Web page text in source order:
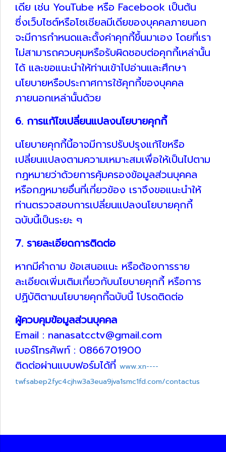
เดีย เช่น YouTube หรือ Facebook เป็นต้น
ซึ่งเว็บไซต์หรือโซเชียลมีเดียของบุคคลภายนอก
จะมีการกำหนดและตั้งค่าคุกกี้ขึ้นมาเอง โดยที่เรา
ไม่สามารถควบคุมหรือรับผิดชอบต่อคุกกี้เหล่านั้น
ได้ และขอแนะนำให้ท่านเข้าไปอ่านและศึกษา
นโยบายหรือประกาศการใช้คุกกี้ของบุคคล
ภายนอกเหล่านั้นด้วย
6. การแก้ไขเปลี่ยนแปลงนโยบายคุกกี้
นโยบายคุกกี้นี้อาจมีการปรับปรุงแก้ไขหรือ
เปลี่ยนแปลงตามความเหมาะสมเพื่อให้เป็นไปตาม
กฎหมายว่าด้วยการคุ้มครองข้อมูลส่วนบุคคล
หรือกฎหมายอื่นที่เกี่ยวข้อง เราจึงขอแนะนำให้
ท่านตรวจสอบการเปลี่ยนแปลงนโยบายคุกกี้
ฉบับนี้เป็นระยะ ๆ
7. รายละเอียดการติดต่อ
หากมีคำถาม ข้อเสนอแนะ หรือต้องการราย
ละเอียดเพิ่มเติมเกี่ยวกับนโยบายคุกกี้ หรือการ
ปฏิบัติตามนโยบายคุกกี้ฉบับนี้ โปรดติดต่อ
ผู้ควบคุมข้อมูลส่วนบุคคล
Email : nanasatcctv@gmail.com
เบอร์โทรศัพท์ : 0866701900
ติดต่อผ่านแบบฟอร์มได้ที่ www.xn----
twfsabep2fyc4cjhw3a3eua9jva1smc1fd.com/contactus